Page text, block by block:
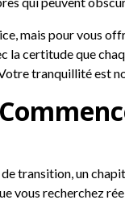
mais pour vous
la certitude que
Votre tranquillité est
transition, un
vous recherchez